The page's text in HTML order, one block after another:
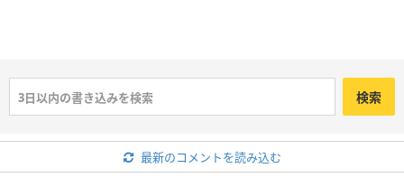
検索
最新のコメントを読み込む